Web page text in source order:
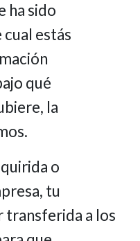
ha sido
estás
qué
la
o
tu
transferida a los